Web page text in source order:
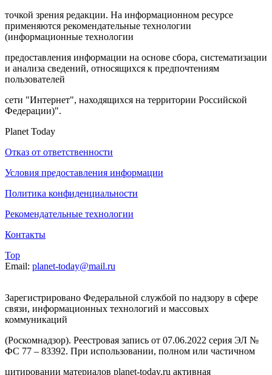
точкой зрения редакции. На информационном ресурсе
применяются рекомендательные технологии
(информационные технологии
предоставления информации на основе сбора, систематизации
и анализа сведений, относящихся к предпочтениям
пользователей
сети "Интернет", находящихся на территории Российской
Федерации)".
Planet Today
Отказ от ответственности
Условия предоставления информации
Политика конфиденциальности
Рекомендательные технологии
Контакты
Top
Email: planet-today@mail.ru
Зарегистрировано Федеральной службой по надзору в сфере
связи, информационных технологий и массовых
коммуникаций
(Роскомнадзор). Реестровая запись от 07.06.2022 серия ЭЛ №
ФС 77 – 83392. При использовании, полном или частичном
цитировании материалов planet-today.ru активная